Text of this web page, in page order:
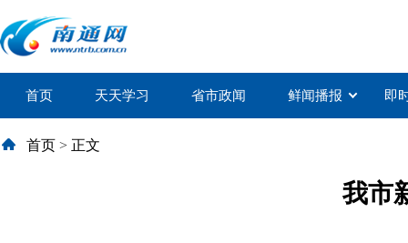
首页 天天学习 省市政闻 鲜闻播报 即
首页 > 正文
我市